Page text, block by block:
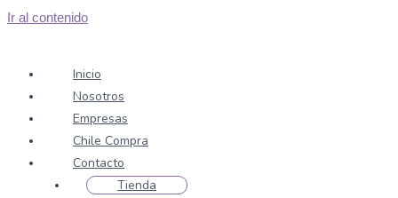
Ir al contenido
Inicio
Nosotros
Empresas
Chile Compra
Contacto
Tienda